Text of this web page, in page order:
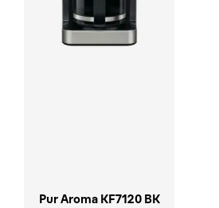
Pur Aroma KF7120 BK